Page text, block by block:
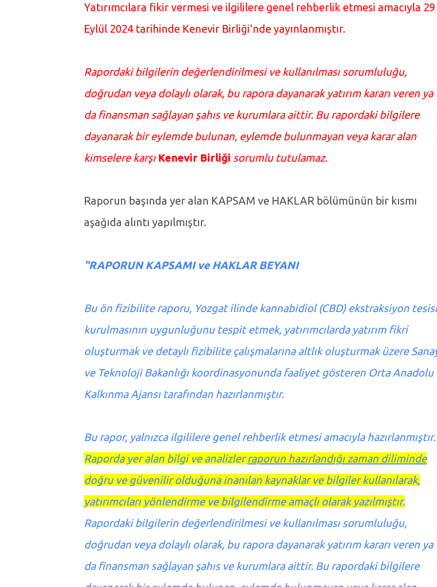
Yatırımcılara fikir vermesi ve ilgililere genel rehberlik etmesi amacıyla 29
Eylül 2024 tarihinde Kenevir Birliği'nde yayınlanmıştır.
Rapordaki bilgilerin değerlendirilmesi ve kullanılması sorumluluğu,
doğrudan veya dolaylı olarak, bu rapora dayanarak yatırım kararı veren ya
da finansman sağlayan şahıs ve kurumlara aittir. Bu rapordaki bilgilere
dayanarak bir eylemde bulunan, eylemde bulunmayan veya karar alan
kimselere karşı Kenevir Birliği sorumlu tutulamaz.
Raporun başında yer alan KAPSAM ve HAKLAR bölümünün bir kısmı
aşağıda alıntı yapılmıştır.
"RAPORUN KAPSAMI ve HAKLAR BEYANI
Bu ön fizibilite raporu, Yozgat ilinde kannabidiol (CBD) ekstraksiyon tesisi
kurulmasının uygunluğunu tespit etmek, yatırımcılarda yatırım fikri
oluşturmak ve detaylı fizibilite çalışmalarına altlık oluşturmak üzere
ve Teknoloji Bakanlığı koordinasyonunda faaliyet gösteren Orta Anadolu
Kalkınma Ajansı tarafından hazırlanmıştır.
Bu rapor, yalnızca ilgililere genel rehberlik etmesi amacıyla hazırlanmıştır.
Raporda yer alan bilgi ve analizlerraporun hazırlandığı zaman diliminde
doğru ve güvenilir olduğuna inanılan kaynaklar ve bilgiler kullanılarak,
yatırımcıları yönlendirme ve bilgilendirme amaçlı olarak yazılmıştır.
Rapordaki bilgilerin değerlendirilmesi ve kullanılması sorumluluğu,
doğrudan veya dolaylı olarak, bu rapora dayanarak yatırım kararı veren ya
da finansman sağlayan şahıs ve kurumlara aittir. Bu rapordaki bilgilere